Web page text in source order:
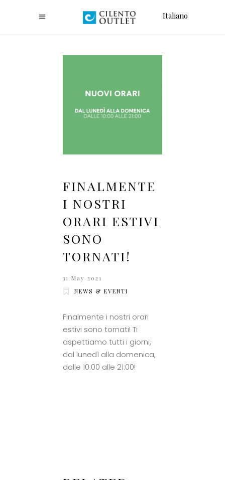
Italiano
FINALMENTE
I NOSTRI
ORARI ESTIVI
SONO
TORNATI!
31 May 2021
NEWS & EVENTI
Finalmente i nostri orari
estivi sono tornati! Ti
aspettiamo tutti i giorni,
dal lunedì alla domenica,
dalle 10:00 alle 21:00!